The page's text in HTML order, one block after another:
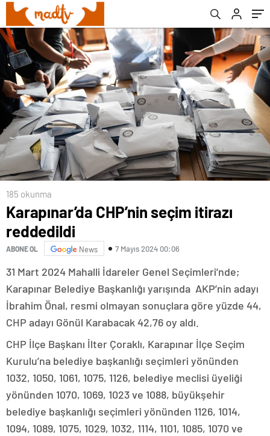
185 okunma
Karapınar’da CHP’nin seçim itirazı
reddedildi
ABONE OL News 7 Mayıs 2024 00:06
31 Mart 2024 Mahalli İdareler Genel Seçimleri’nde;
Karapınar Belediye Başkanlığı yarışında AKP’nin adayı
İbrahim Önal, resmi olmayan sonuçlara göre yüzde 44,
CHP adayı Gönül Karabacak 42,76 oy aldı.
CHP İlçe Başkanı İlter Çoraklı, Karapınar İlçe Seçim
Kurulu’na belediye başkanlığı seçimleri yönünden
1032, 1050, 1061, 1075, 1126, belediye meclisi üyeliği
yönünden 1070, 1069, 1023 ve 1088, büyükşehir
belediye başkanlığı seçimleri yönünden 1126, 1014,
1094, 1089, 1075, 1029, 1032, 1114, 1101, 1085, 1070 ve